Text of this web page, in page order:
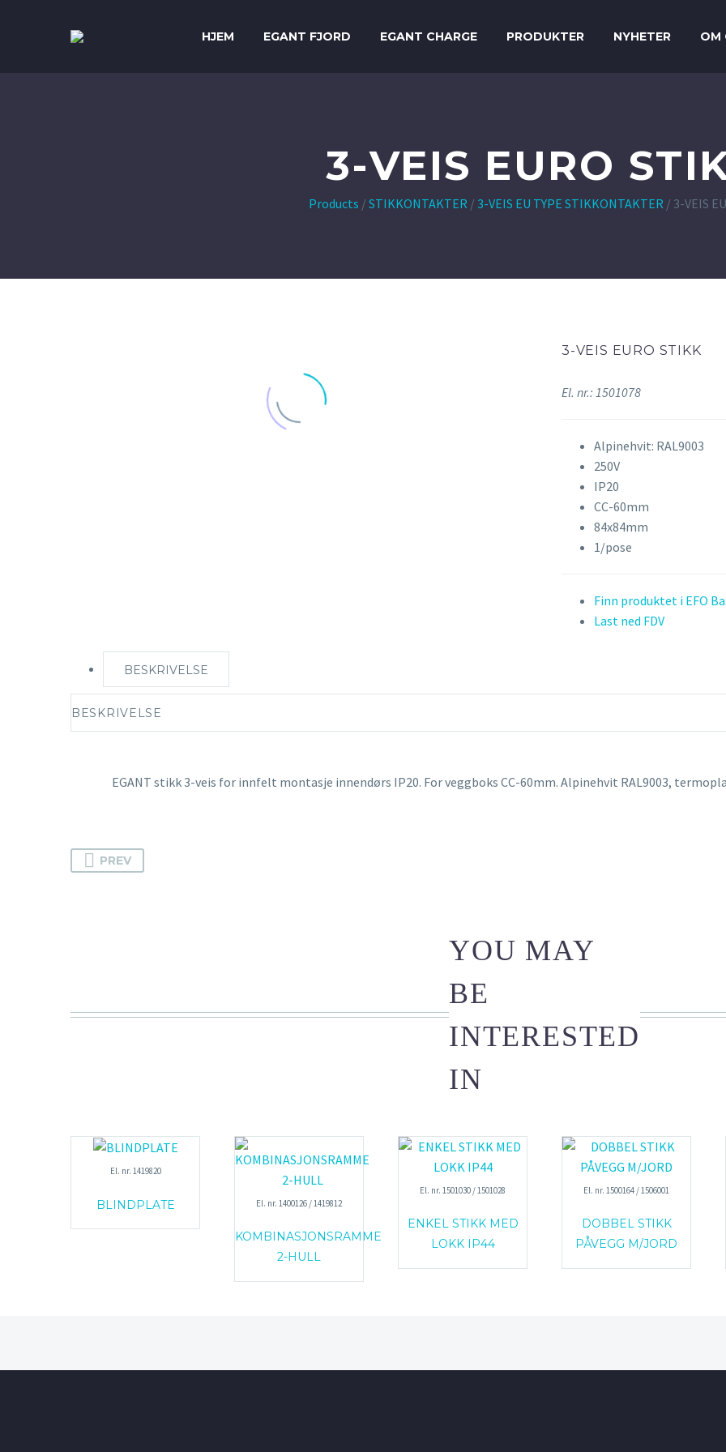
HJEM EGANT FJORD EGANT CHARGE PRODUKTER NYHETER OM
3-VEIS EURO
Products / STIKKONTAKTER / 3-VEIS EU TYPE STIKKONTAKTER / 3-VEIS
3-VEIS EURO STIKK
El. nr.: 1501078
Alpinehvit: RAL9003
250V
IP20
CC-60mm
84x84mm
1/pose
Finn produktet i EFO
Last ned FDV
BESKRIVELSE
BESKRIVELSE
EGANT stikk 3-veis for innfelt montasje innendørs IP20. For veggboks CC-60mm. Alpinehvit RAL9003,
PREV
YOU MAY
BE
INTERESTED
IN
El. nr. 1419820
BLINDPLATE El. nr. 1400126 / 1419812
KOMBINASJONSRAMME
2-HULL
El. nr. 1501030 / 1501028
ENKEL STIKK MED
LOKK IP44
El. nr. 1500164 / 1506001
DOBBEL STIKK
PÅVEGG M/JORD